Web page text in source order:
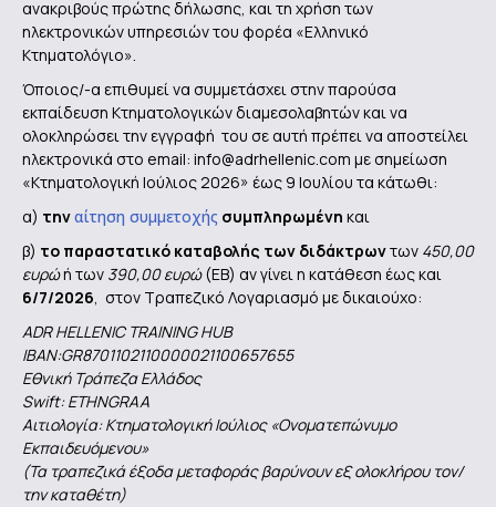
ανακριβούς πρώτης δήλωσης, και τη χρήση των
ηλεκτρονικών υπηρεσιών του φορέα «Ελληνικό
Κτηματολόγιο».
Όποιος/-α επιθυμεί να συμμετάσχει στην παρούσα
εκπαίδευση Κτηματολογικών διαμεσολαβητών και να
ολοκληρώσει την εγγραφή του σε αυτή πρέπει να αποστείλει
ηλεκτρονικά στο email: info@adrhellenic.com με σημείωση
«Κτηματολογική Ιούλιος 2026» έως 9 Ιουλίου τα κάτωθι:
α) τηναίτηση συμμετοχής συμπληρωμένη και
β) το παραστατικό καταβολής των διδάκτρωντων 450,00
ευρώή των 390,00 ευρώ(EB) αν γίνει η κατάθεση έως και
6/7/2026, στον Τραπεζικό Λογαριασμό με δικαιούχο:
ADR HELLENIC TRAINING HUB
ΙΒΑΝ:GR8701102110000021100657655
Εθνική Τράπεζα Ελλάδος
Swift: ETHNGRAA
Αιτιολογία: Κτηματολογική Ιούλιος «Ονοματεπώνυμο
Εκπαιδευόμενου»
(Τα τραπεζικά έξοδα μεταφοράς βαρύνουν εξ ολοκλήρου τον/
την καταθέτη)